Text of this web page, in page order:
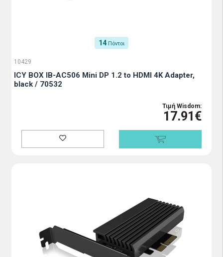
14 Πόντοι
10429
ICY BOX IB-AC506 Mini DP 1.2 to HDMI 4K Adapter,
black / 70532
Τιμή Wisdom:
17.91€